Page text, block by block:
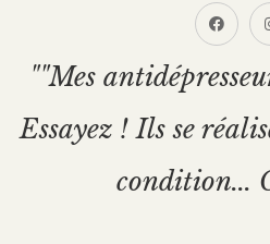
""Mes
Essayez ! Ils se
condition...